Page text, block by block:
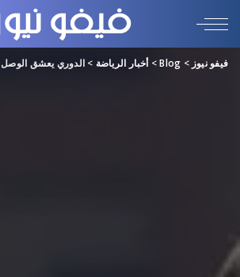
فيفو نيوز >
Blog
> أخبار الرياضة > الدوري يعشق الوصل